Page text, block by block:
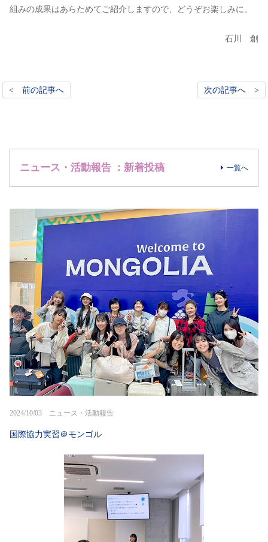
組みの成果はあらためてご紹介しますので、どうぞお楽しみに。
石川 創
< 前の記事へ 次の記事へ >
ニュース・活動報告 ：新着投稿 一覧へ
2024/10/03 ニュース・活動報告
国際協力実習＠モンゴル